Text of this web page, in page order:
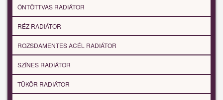
ÖNTÖTTVAS RADIÁTOR
RÉZ RADIÁTOR
ROZSDAMENTES ACÉL RADIÁTOR
SZÍNES RADIÁTOR
TÜKÖR RADIÁTOR